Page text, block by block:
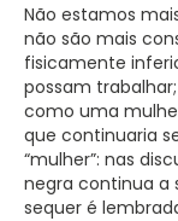
Não estamos
não são mais
fisicamente
possam
como uma
que continuaria
“mulher”: nas
negra continua a
sequer é